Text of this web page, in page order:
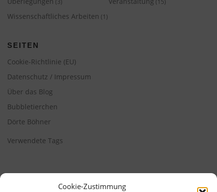
Cookie-Zustimmung
(3) (15)
Wissenschaftliches Arbeiten (1)
SEITEN
Cookie-Richtlinie (EU)
Datenschutz / Impressum
Über das Blog
Bubbletierchen
Dörte Böhner
Verwendete Tags